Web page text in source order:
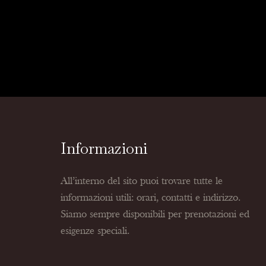
Informazioni
All’interno del sito puoi trovare tutte le
informazioni utili: orari, contatti e indirizzo.
Siamo sempre disponibili per prenotazioni ed
esigenze speciali.